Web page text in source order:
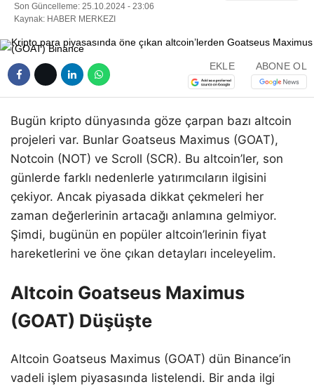
Son Güncelleme: 25.10.2024 - 23:06
Kaynak: HABER MERKEZI
EKLE ABONE OL
Bugün kripto dünyasında göze çarpan bazı altcoin
projeleri var. Bunlar Goatseus Maximus (GOAT),
Notcoin (NOT) ve Scroll (SCR). Bu altcoin’ler, son
günlerde farklı nedenlerle yatırımcıların ilgisini
çekiyor. Ancak piyasada dikkat çekmeleri her
zaman değerlerinin artacağı anlamına gelmiyor.
Şimdi, bugünün en popüler altcoin’lerinin fiyat
hareketlerini ve öne çıkan detayları inceleyelim.
Altcoin Goatseus Maximus
(GOAT) Düşüşte
Altcoin Goatseus Maximus (GOAT) dün Binance’in
vadeli işlem piyasasında listelendi. Bir anda ilgi